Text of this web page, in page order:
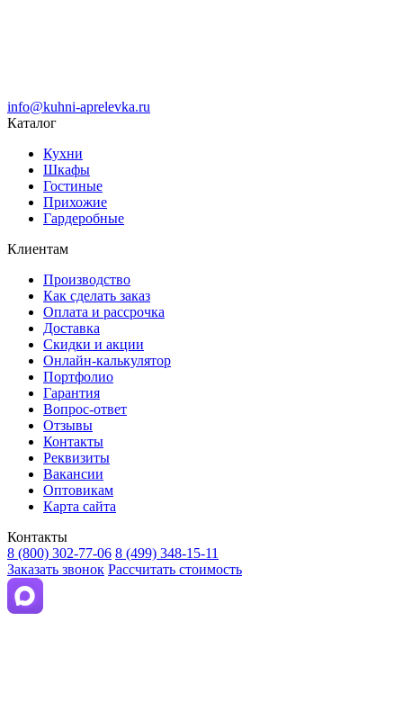
info@kuhni-aprelevka.ru
Каталог
Кухни
Шкафы
Гостиные
Прихожие
Гардеробные
Клиентам
Производство
Как сделать заказ
Оплата и рассрочка
Доставка
Скидки и акции
Онлайн-калькулятор
Портфолио
Гарантия
Вопрос-ответ
Отзывы
Контакты
Реквизиты
Вакансии
Оптовикам
Карта сайта
Контакты
8 (800) 302-77-06 8 (499) 348-15-11
Заказать звонок Рассчитать стоимость